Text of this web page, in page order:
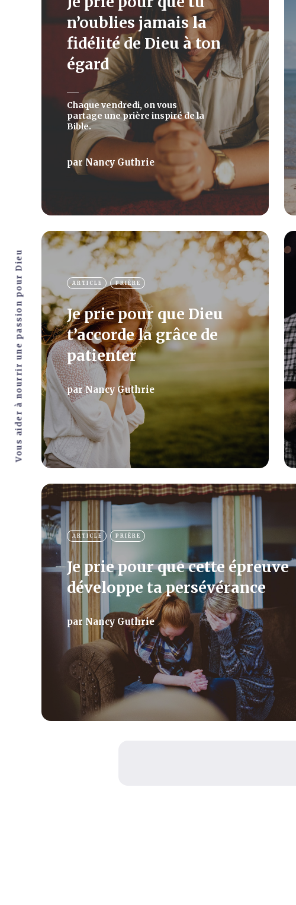
n’oublies jamais la
fidélité de Dieu à ton
égard
Chaque vendredi, on vous
partage une prière inspiré de la
Bible.
parNancy Guthrie
ARTICLE PRIÈRE
Je prie pour que Dieu
t’accorde la grâce de
patienter
parNancy Guthrie
ARTICLE PRIÈRE
Je prie pour que cette épreuve
développe ta persévérance
par Nancy Guthrie
Vous aider à nourrir une passion pour Dieu